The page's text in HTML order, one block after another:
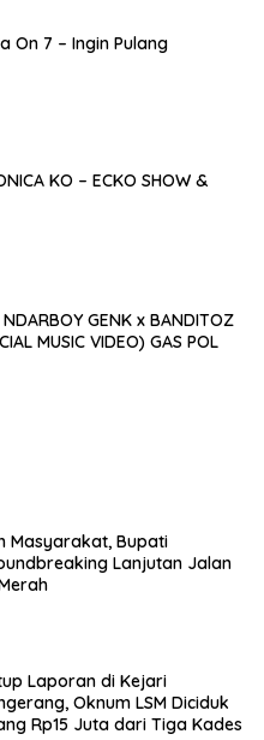
On 7 – Ingin Pulang
KO – ECKO SHOW &
GENK x BANDITOZ
MUSIC VIDEO) GAS POL
Masyarakat, Bupati
Lanjutan Jalan
Laporan di Kejari
Oknum LSM Diciduk
Rp15 Juta dari Tiga Kades